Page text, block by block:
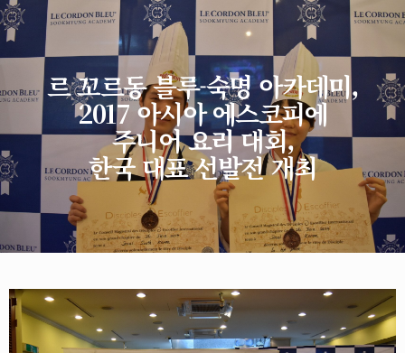
르 꼬르동 블루-숙명 아카데미,
2017 아시아 에스코피에
주니어 요리 대회,
한국 대표 선발전 개최